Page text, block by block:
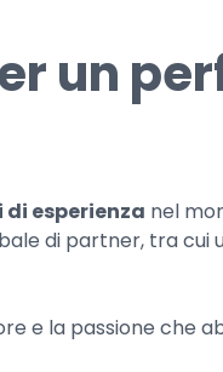
un
di esperienza nel
di partner, tra cui
e la passione che